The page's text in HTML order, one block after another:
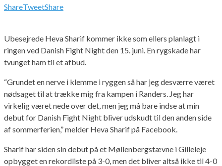
ShareTweetShare
Ubesejrede Heva Sharif kommer ikke som ellers planlagt i
ringen ved Danish Fight Night den 15. juni. En rygskade har
tvunget ham til et afbud.
“Grundet en nerve i klemme i ryggen så har jeg desværre været
nødsaget til at trække mig fra kampen i Randers. Jeg har
virkelig været nede over det, men jeg må bare indse at min
debut for Danish Fight Night bliver udskudt til den anden side
af sommerferien,” melder Heva Sharif på Facebook.
Sharif har siden sin debut på et Møllenbergstævne i Gilleleje
opbygget en rekordliste på 3-0, men det bliver altså ikke til 4-0